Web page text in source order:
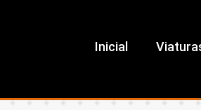
Inicial